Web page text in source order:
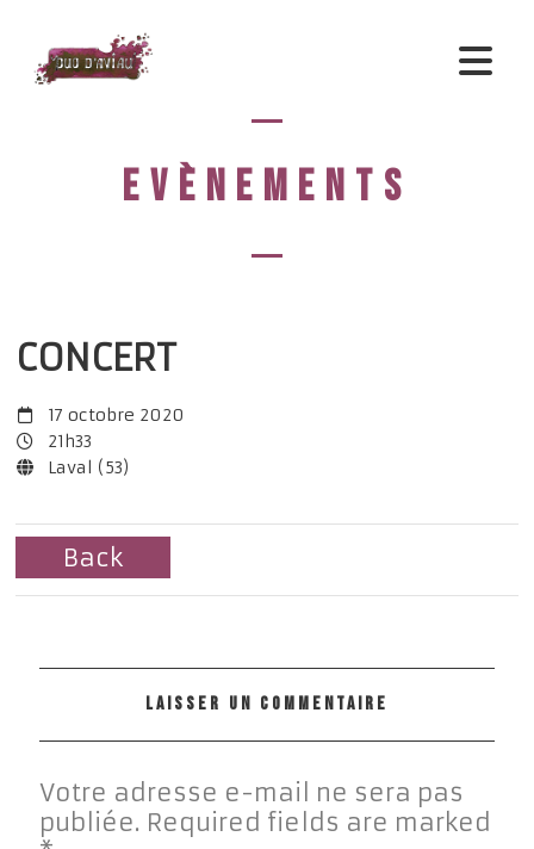
EVÈNEMENTS
CONCERT
17 octobre 2020
21h33
Laval (53)
Back
LAISSER UN COMMENTAIRE
Votre adresse e-mail ne sera pas
publiée. Required fields are marked